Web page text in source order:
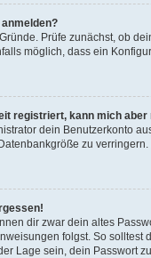
Prüfe zunächst, ob
möglich, dass ein
registriert, kann mich
dein Benutzerkonto
zu
dir zwar dein altes
folgst. So solltest
Lage sein, dein Passwort